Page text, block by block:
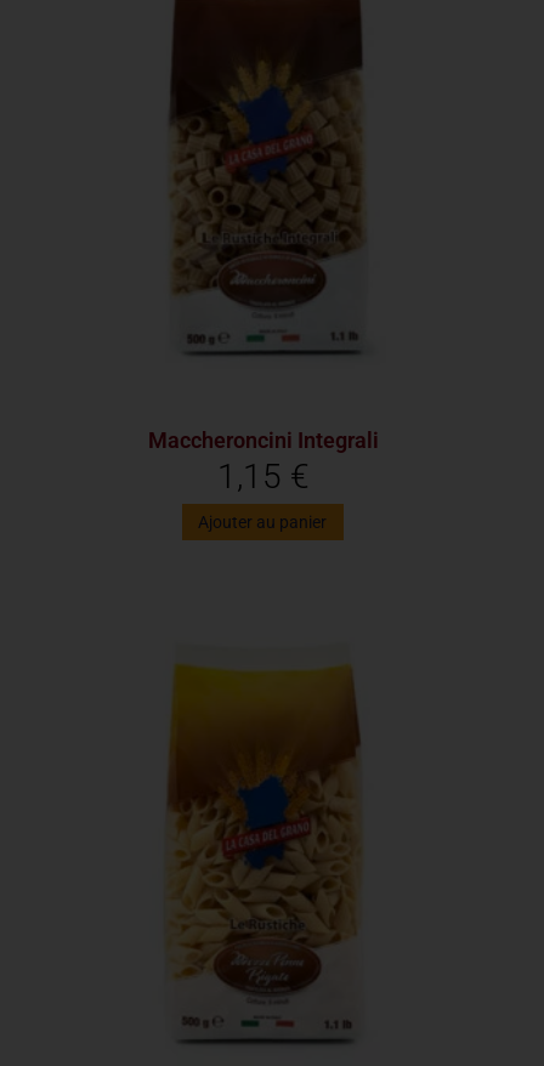
Maccheroncini Integrali
1,15 €
Ajouter au panier